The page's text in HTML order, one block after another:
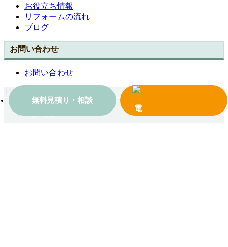
無料見積り・相談
お役立ち情報
リフォームの流れ
ブログ
お問い合わせ
お問い合わせ
TOPへ戻る
ホーム